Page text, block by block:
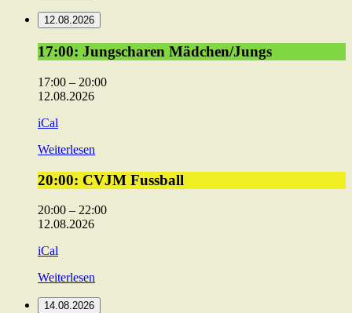
12.08.2026
17:00:
Jungscharen
Mädchen/Jungs
17:00: Jungscharen Mädchen/Jungs
17:00 – 20:00
12.08.2026
iCal
Weiterlesen
20:00:
CVJM
Fussball
20:00: CVJM Fussball
20:00 – 22:00
12.08.2026
iCal
Weiterlesen
14.08.2026